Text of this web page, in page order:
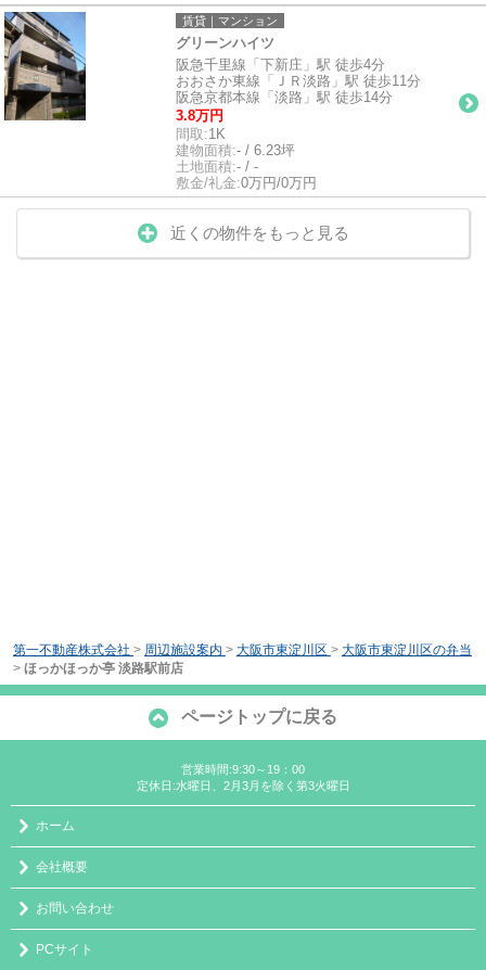
賃貸｜マンション
グリーンハイツ
阪急千里線「下新庄」駅 徒歩4分
おおさか東線「ＪＲ淡路」駅 徒歩11分
阪急京都本線「淡路」駅 徒歩14分
3.8万円
間取:1K
建物面積:- / 6.23坪
土地面積:- / -
敷金/礼金:0万円/0万円
近くの物件をもっと見る
第一不動産株式会社 > 周辺施設案内 > 大阪市東淀川区 > 大阪市東淀川区の弁当
> ほっかほっか亭 淡路駅前店
ページトップに戻る
営業時間:9:30～19：00
定休日:水曜日、2月3月を除く第3火曜日
ホーム
会社概要
お問い合わせ
PCサイト